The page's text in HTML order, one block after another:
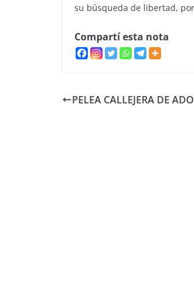
su búsqueda de libertad,
Compartí esta nota
PELEA CALLEJERA DE